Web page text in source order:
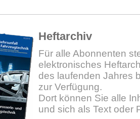
Heftarchiv
Für alle Abonnenten
elektronisches
des laufenden Jahres
zur Verfügung.
Dort können Sie alle
und sich als Text oder